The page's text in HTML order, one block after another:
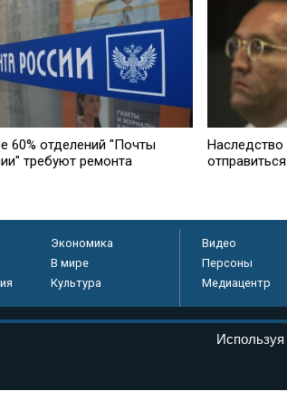
60% отделений "Почты
требуют ремонта
Экономика
В мире
Культура
Видео
Персоны
Медиацентр
(Роскомнадзор) 05 августа 2011 года. 18+